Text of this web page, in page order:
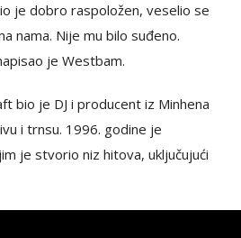
je dobro raspoložen, veselio se
nama. Nije mu bilo suđeno.
je Westbam.
bio je DJ i producent iz Minhena
i trnsu. 1996. godine je
je stvorio niz hitova, uključujući